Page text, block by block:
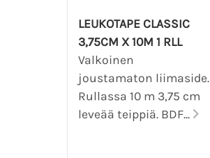
LEUKOTAPE CLASSIC
3,75CM X 10M 1 RLL
Valkoinen
joustamaton liimaside.
Rullassa 10 m 3,75 cm
leveää teippiä. BDF...